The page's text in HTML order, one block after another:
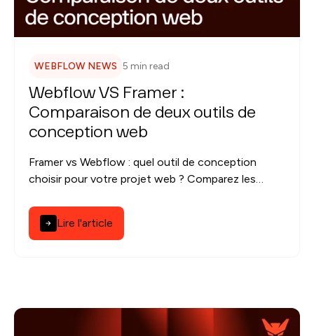
WEBFLOW NEWS 5 min read
Webflow VS Framer :
Comparaison de deux outils de
conception web
Framer vs Webflow : quel outil de conception
choisir pour votre projet web ? Comparez les
besoins.
Lire l'article